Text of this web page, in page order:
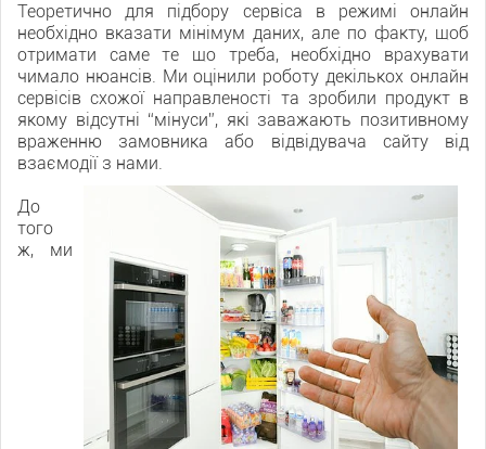
Теоретично для підбору сервіса в режимі онлайн
необхідно вказати мінімум даних, але по факту, щоб
отримати саме те що треба, необхідно врахувати
чимало нюансів. Ми оцінили роботу декількох онлайн
сервісів схожої направленості та зробили продукт в
якому відсутні “мінуси”, які заважають позитивному
враженню замовника або відвідувача сайту від
взаємодії з нами.
До
того
ж, ми